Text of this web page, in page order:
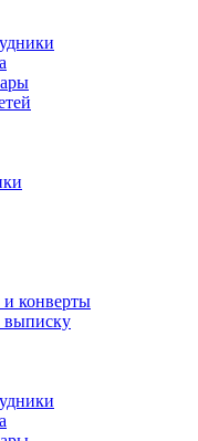
конверты
выписку